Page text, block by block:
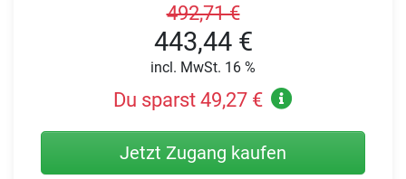
492,71 €
443,44 €
incl. MwSt. 16 %
Du sparst 49,27 €
Jetzt Zugang kaufen